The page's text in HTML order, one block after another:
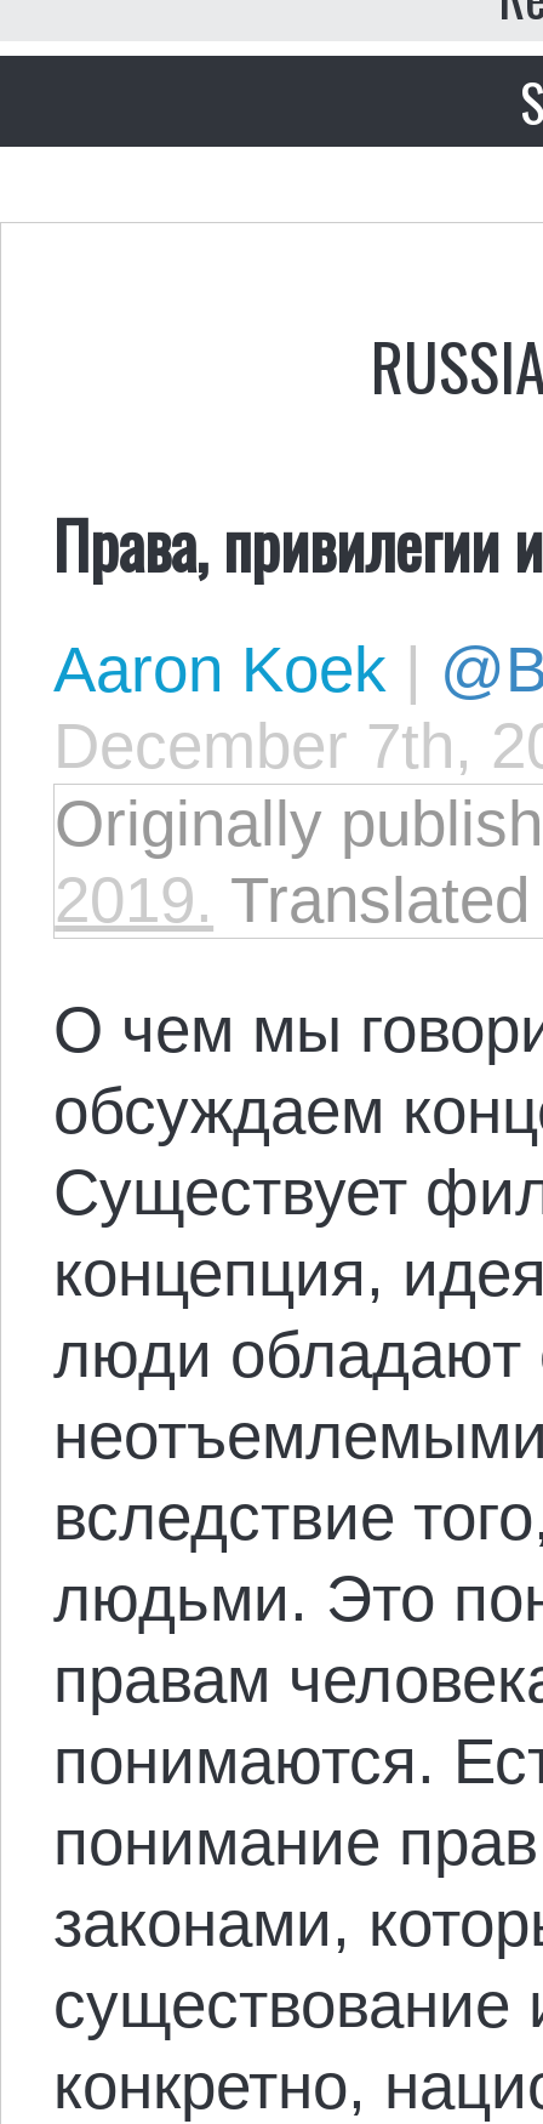
Права, привилегии
Aaron Koek |
December 7th,
Originally
2019.
О чем мы
обсуждаем
Существует
концепция,
люди обладают
вследствие
людьми. Это
правам
понимаются.
понимание
законами,
существование
конкретно,